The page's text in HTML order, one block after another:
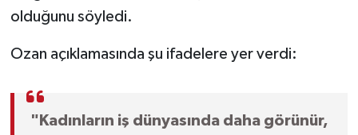
olduğunu söyledi.
Ozan açıklamasında şu ifadelere yer verdi:
"Kadınların iş dünyasında daha görünür,